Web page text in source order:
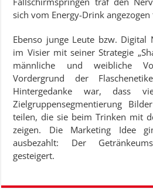
sich vom Energy-Drink
Ebenso junge Leute bzw. Digital
im Visier mit seiner Strategie
männliche und weibliche
Vordergrund der
Hintergedanke war, dass
Zielgruppensegmentierung
teilen, die sie beim Trinken mit
zeigen. Die Marketing Idee
ausbezahlt: Der
gesteigert.